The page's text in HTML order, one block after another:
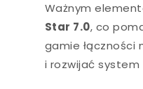
Ważnym
Star 7.0, co
gamie łączności
i rozwijać system